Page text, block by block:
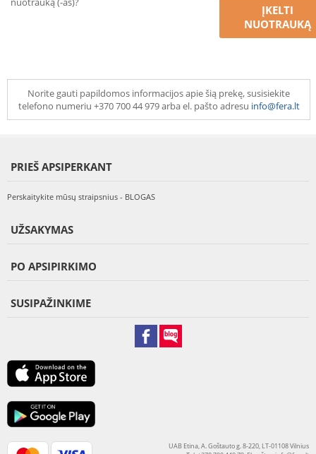
ĮKELTI
NUOTRAUKĄ
Norite gauti papildomos informacijos apie šią prekę, susisiekite
telefono numeriu +370 700 44 979 arba el. pašto adresu info@fera.lt
PRIEŠ APSIPERKANT
Perskaitykite mūsų straipsnius - BLOGAS
UŽSAKYMAS
PO APSIPIRKIMO
SUSIPAŽINKIME
UAB Etina, A. Goštauto g. 8-220, LT-01108 Vilnius